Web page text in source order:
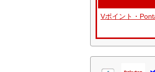
Vポイント・